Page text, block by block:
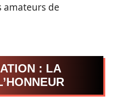
amateurs de
: LA